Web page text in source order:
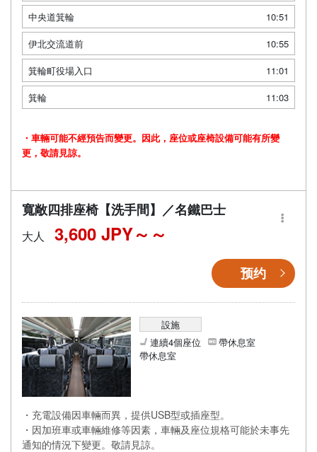
中央道箕輪
10:51
伊北交流道前
10:55
箕輪町役場入口
11:01
箕輪
11:03
・車輛可能不經預告而變更。因此，座位或座椅設備可能有所變
更，敬請見諒。
寬敞四排座椅【洗手間】／名鐵巴士
大人 3,600 JPY～
预约
設施
連續4個座位
帶休息室
帶休息室
・充電設備因車輛而異，提供USB型或插座型。
・因加班車或車輛維修等因素，車輛及座位規格可能於未事先
通知的情況下變更。敬請見諒。